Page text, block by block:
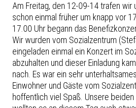
Am Freitag, den 12-09-14 trafen wir
schon einmal früher um knapp vor
17.00 Uhr begann das
Wir wurden vom Sozialzentrum
eingeladen einmal ein Konzert im
abzuhalten und dieser Einladung
nach. Es war ein sehr
Einwohner und Gäste vom
hoffentlich viel Spaß. Unsere